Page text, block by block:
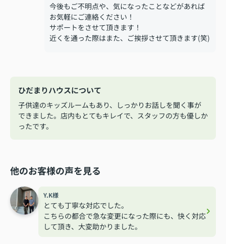
今後もご不明点や、気になったことなどがあれば
お気軽にご連絡ください！
サポートをさせて頂きます！
近くを通った際はまた、ご挨拶させて頂きます(笑)
ひだまりハウスについて
子供達のキッズルームもあり、しっかりお話しを聞く事が
できました。店内もとてもキレイで、スタッフの方も優しか
ったです。
他のお客様の声を見る
Y.K様
とても丁寧な対応でした。
こちらの都合で急な変更になった際にも、快く対応
して頂き、大変助かりました。